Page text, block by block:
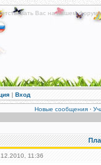
Вас на нашем
| Вход
Новые сообщения·
11:36